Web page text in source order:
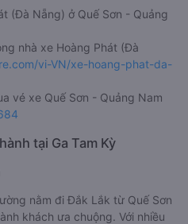
(Đà Nẵng) ở Quế Sơn - Quảng
nhà xe Hoàng Phát (Đà
vi-VN/xe-hoang-phat-da-
vé xe Quế Sơn - Quảng Nam
tại Ga Tam Kỳ
nằm đi Đắk Lắk từ Quế Sơn
khách ưa chuộng. Với nhiều